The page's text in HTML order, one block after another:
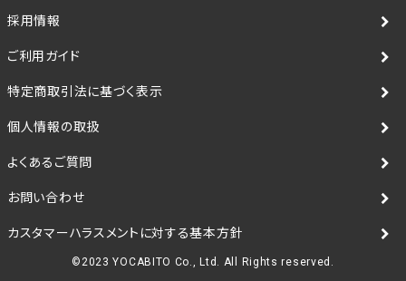
採用情報
ご利用ガイド
特定商取引法に基づく表示
個人情報の取扱
よくあるご質問
お問い合わせ
カスタマーハラスメントに対する基本方針
©2023 YOCABITO Co., Ltd. All Rights reserved.